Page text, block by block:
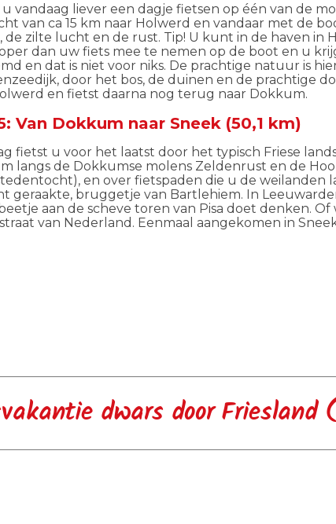
vandaag liever een dagje fietsen op één van de
van ca 15 km naar Holwerd en vandaar met de
de zilte lucht en de rust. Tip! U kunt in de haven
dan uw fiets mee te nemen op de boot en u
en dat is niet voor niks. De prachtige natuur is
door het bos, de duinen en de prachtige
en fietst daarna nog terug naar Dokkum.
Van Dokkum naar Sneek (50,1 km)
fietst u voor het laatst door het typisch Friese
langs de Dokkumse molens Zeldenrust en de
, en over fietspaden die u de weilanden
geraakte, bruggetje van Bartlehiem. In
aan de scheve toren van Pisa doet denken. Of
van Nederland . Eenmaal aangekomen in
dwars door Friesland